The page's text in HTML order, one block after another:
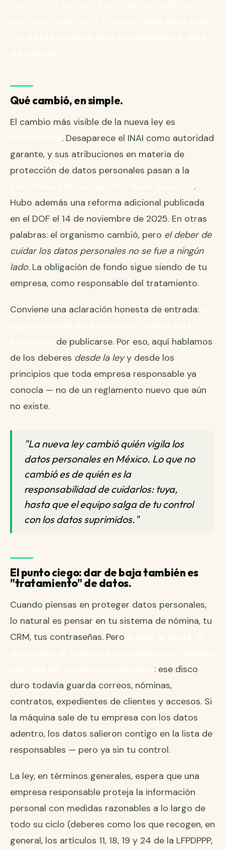
Qué cambió, en simple.
El cambio más visible de la nueva ley es
. Desaparece el INAI como autoridad
garante, y sus atribuciones en materia de
protección de datos personales pasan a la
.
Hubo además una reforma adicional publicada
en el DOF el 14 de noviembre de 2025. En otras
palabras: el organismo cambió, pero el deber de
cuidar los datos personales no se fue a ningún
lado. La obligación de fondo sigue siendo de tu
empresa, como responsable del tratamiento.
Conviene una aclaración honesta de entrada:
de publicarse. Por eso, aquí hablamos
de los deberes desde la leyy desde los
principios que toda empresa responsable ya
conocía — no de un reglamento nuevo que aún
no existe.
"La nueva ley cambió quién vigila los
datos personales en México. Lo que no
cambió es de quién es la
responsabilidad de cuidarlos: tuya,
hasta que el equipo salga de tu control
con los datos suprimidos."
El punto ciego: dar de baja también es
"tratamiento" de datos.
Cuando piensas en proteger datos personales,
lo natural es pensar en tu sistema de nómina, tu
CRM, tus contraseñas. Pero
: ese disco
duro todavía guarda correos, nóminas,
contratos, expedientes de clientes y accesos. Si
la máquina sale de tu empresa con los datos
adentro, los datos salieron contigo en la lista de
responsables — pero ya sin tu control.
La ley, en términos generales, espera que una
empresa responsable proteja la información
personal con medidas razonables a lo largo de
todo su ciclo (deberes como los que recogen, en
general, los artículos 11, 18, 19 y 24 de la LFPDPPP,